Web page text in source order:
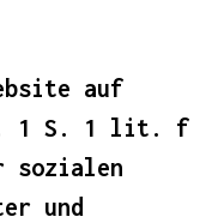
auf
1 S. 1 lit. f
sozialen
und